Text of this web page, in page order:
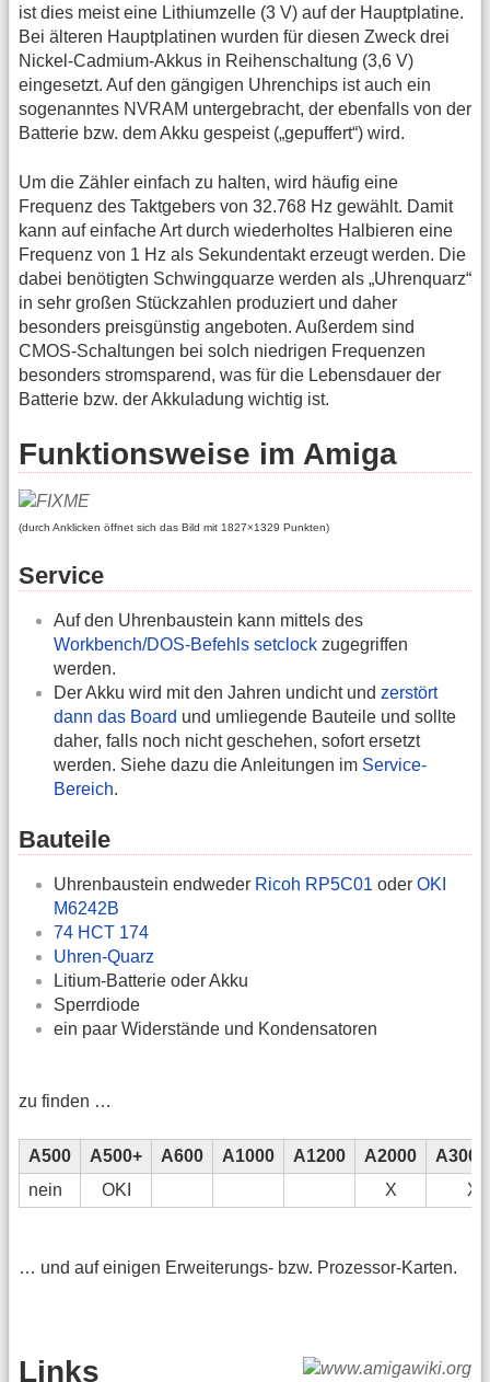
ist dies meist eine Lithiumzelle (3 V) auf der Hauptplatine.
Bei älteren Hauptplatinen wurden für diesen Zweck drei
Nickel-Cadmium-Akkus in Reihenschaltung (3,6 V)
eingesetzt. Auf den gängigen Uhrenchips ist auch ein
sogenanntes NVRAM untergebracht, der ebenfalls von der
Batterie bzw. dem Akku gespeist („gepuffert“) wird.
Um die Zähler einfach zu halten, wird häufig eine
Frequenz des Taktgebers von 32.768 Hz gewählt. Damit
kann auf einfache Art durch wiederholtes Halbieren eine
Frequenz von 1 Hz als Sekundentakt erzeugt werden. Die
dabei benötigten Schwingquarze werden als „Uhrenquarz“
in sehr großen Stückzahlen produziert und daher
besonders preisgünstig angeboten. Außerdem sind
CMOS-Schaltungen bei solch niedrigen Frequenzen
besonders stromsparend, was für die Lebensdauer der
Batterie bzw. der Akkuladung wichtig ist.
Funktionsweise im Amiga
(durch Anklicken öffnet sich das Bild mit 1827×1329 Punkten)
Service
Auf den Uhrenbaustein kann mittels des
Workbench/DOS-Befehls setclock zugegriffen
werden.
Der Akku wird mit den Jahren undicht und zerstört
dann das Board und umliegende Bauteile und sollte
daher, falls noch nicht geschehen, sofort ersetzt
werden. Siehe dazu die Anleitungen im Service-
Bereich.
Bauteile
Uhrenbaustein endweder Ricoh RP5C01 oder OKI
M6242B
74 HCT 174
Uhren-Quarz
Litium-Batterie oder Akku
Sperrdiode
ein paar Widerstände und Kondensatoren
zu finden …
A500 A500+ A600 A1000 A1200 A2000
nein
OKI X X
… und auf einigen Erweiterungs- bzw. Prozessor-Karten.
Links